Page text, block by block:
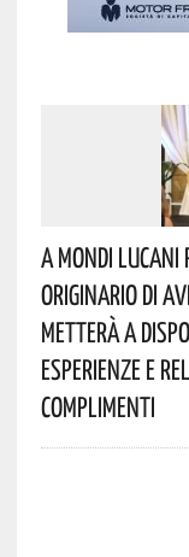
A Mondi
Originario Di
Metterà A
Esperienze E
Complimenti